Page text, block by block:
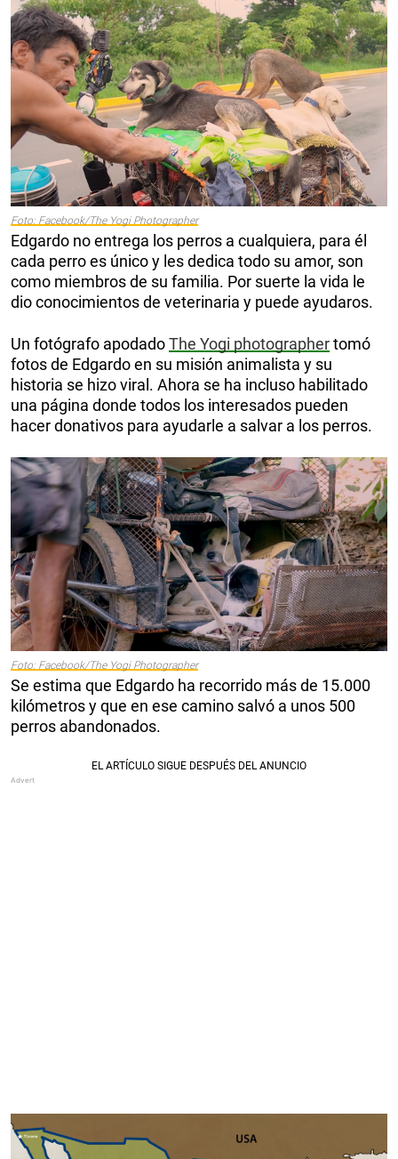
Foto: Facebook/The Yogi Photographer
Edgardo no entrega los perros a cualquiera, para él
cada perro es único y les dedica todo su amor, son
como miembros de su familia. Por suerte la vida le
dio conocimientos de veterinaria y puede ayudaros.
Un fotógrafo apodadoThe Yogi photographertomó
fotos de Edgardo en su misión animalista y su
historia se hizo viral. Ahora se ha incluso habilitado
una página donde todos los interesados pueden
hacer donativos para ayudarle a salvar a los perros.
Foto: Facebook/The Yogi Photographer
Se estima que Edgardo ha recorrido más de 15.000
kilómetros y que en ese camino salvó a unos 500
perros abandonados.